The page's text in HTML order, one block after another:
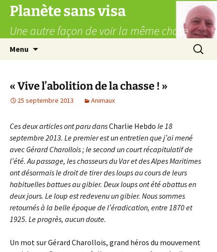
Aller
contenu
Planète sans visa
Une autre façon de voir la même chose
Menu
« Vive l’abolition de la chasse ! »
25 septembre 2013 Animaux
Ces deux articles ont paru dansCharlie Hebdo le 18
septembre 2013. Le premier est un entretien que j’ai mené
avec Gérard Charollois ; le second un court récapitulatif de
l’été. Au passage, les chasseurs du Var et des Alpes Maritimes
ont désormais le droit de tirer des loups au cours de leurs
habituelles battues au gibier. Deux loups ont été abattus en
deux jours. Le loup est redevenu un gibier. Nous sommes
retournés à la belle époque de l’éradication, entre 1870 et
1925. Le progrès, aucun doute.
Un mot sur Gérard Charollois, grand héros du mouvement